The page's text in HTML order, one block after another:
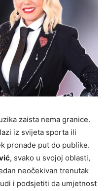
zaista nema granice.
iz svijeta sporta ili
pronađe put do publike.
, svako u svojoj oblasti,
neočekivan trenutak
i podsjetiti da umjetnost